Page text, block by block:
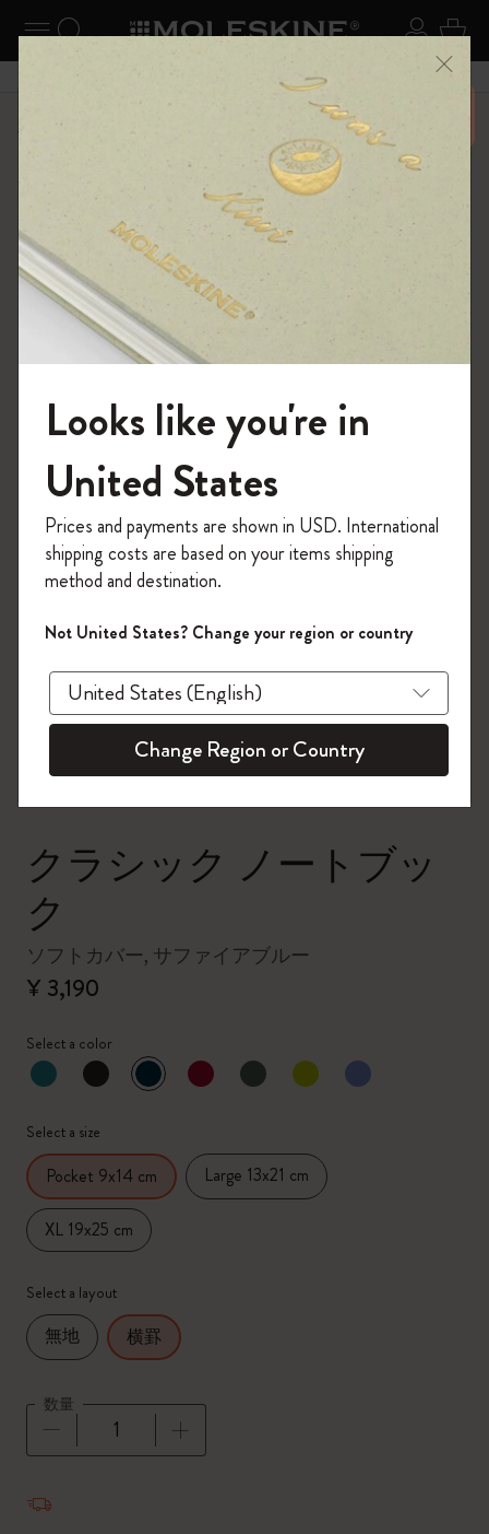
ナビゲーションの切替 ログ
検索 (キーワードなど) カ
6,500円以上のご購入で送料無料 メニ
ーを閉じる
ショップ The Original Notebook
クラシック ノートブッ
ク
ソフトカバー, サファイアブルー
¥ 3,190
Select a color
選択済
*選択したカラー
Select a size
Pocket 9x14 cm Large 13x21 cm
XL 19x25 cm
Select a layout
無地 横罫
数量
モレスキンの世界へようこそ
「WELCOME10」を入力すると、初回注
文が10%オフ＋送料無料になります。セ
ール・アウトレット品は適用外。
Moleskineアカウントを作成して限定オフ
ァーや会員特典、さらに多くのインスピ
レーションを手に入れましょう。
今すぐ会員登録 !
Looks like you're in
United States
Prices and payments are shown in USD. International
shipping costs are based on your items shipping
method and destination.
Not United States? Change your region or country
Change Region or Country